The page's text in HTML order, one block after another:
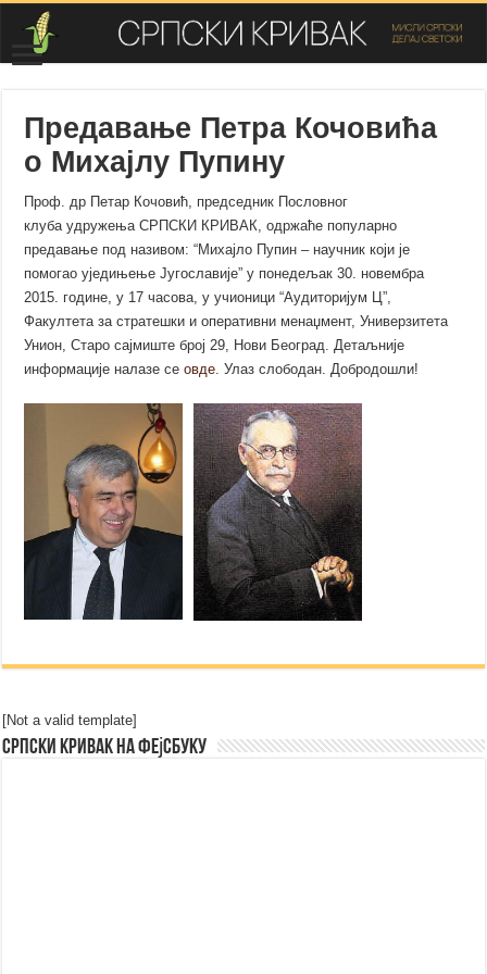
Предавање Петра Кочовића
о Михајлу Пупину
Проф. др Петар Кочовић, председник Пословног
клуба удружења СРПСКИ КРИВАК, одржаће популарно
предавање под називом: “Mихajлo Пупин – нaучник кojи je
помогао уједињење Jугoслaвиje” у понедељак 30. новембра
2015. године, у 17 часова, у учионици “Аудиторијум Ц”,
Факултета за стратешки и оперативни менаџмент, Универзитета
Унион, Старо сајмиште број 29, Нови Београд. Детаљније
информације налазе сеовде . Улаз слободан. Добродошли!
[Not a valid template]
Српски Кривак на Фејсбуку